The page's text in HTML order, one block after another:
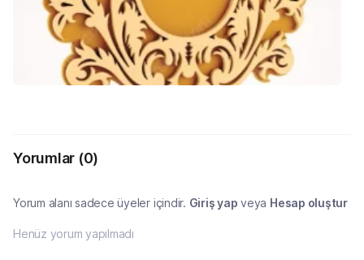
Yorumlar (0)
Yorum alanı sadece üyeler içindir. Giriş yap veya Hesap oluştur
Henüz yorum yapılmadı